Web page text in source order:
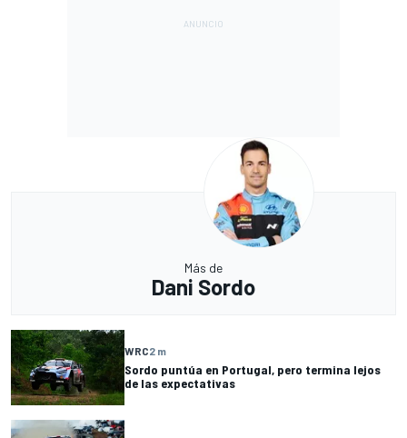
Más de
Dani Sordo
WRC2 m
Sordo puntúa en Portugal, pero termina lejos
de las expectativas